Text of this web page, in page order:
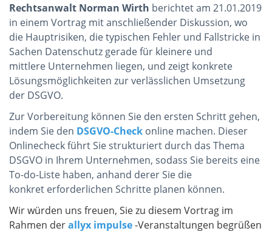
Rechtsanwalt Norman Wirth berichtet am 21.01.2019
in einem Vortrag mit anschließender Diskussion, wo
die Hauptrisiken, die typischen Fehler und Fallstricke in
Sachen Datenschutz gerade für kleinere und
mittlere Unternehmen liegen, und zeigt konkrete
Lösungsmöglichkeiten zur verlässlichen Umsetzung
der DSGVO.
Zur Vorbereitung können Sie den ersten Schritt gehen,
indem Sie den DSGVO-Check online machen. Dieser
Onlinecheck führt Sie strukturiert durch das Thema
DSGVO in Ihrem Unternehmen, sodass Sie bereits eine
To-do-Liste haben, anhand derer Sie die
konkret erforderlichen Schritte planen können.
Wir würden uns freuen, Sie zu diesem Vortrag im
Rahmen derallyx impulse-Veranstaltungen begrüßen